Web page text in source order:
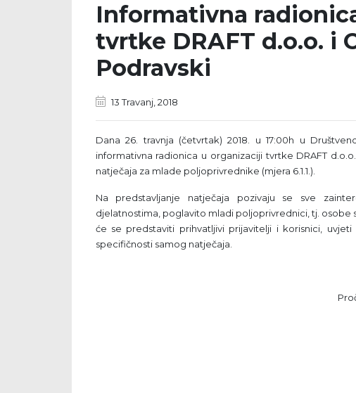
Informativna
tvrtke DRAFT d.o.o. i
Podravski
13 Travanj, 2018
Dana 26. travnja (četvrtak) 2018. u 17:00h u
informativna radionica u organizaciji tvrtke DRAFT
natječaja za mlade poljoprivrednike (mjera 6.1.1.).
Na predstavljanje natječaja pozivaju se sve
djelatnostima, poglavito mladi poljoprivrednici, tj. osobe
će se predstaviti prihvatljivi prijavitelji i korisnici,
specifičnosti samog natječaja.